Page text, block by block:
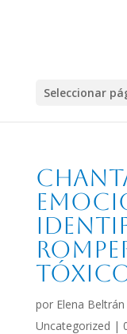
Seleccionar
por Elena
Uncategorized |